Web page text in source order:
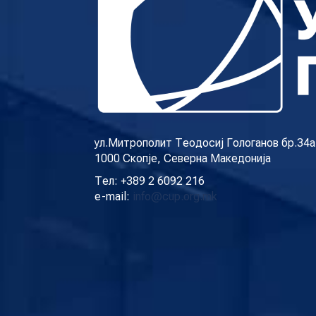
ул.Митрополит Теодосиј Гологанов
1000 Скопје, Северна Македонија
Тел: +389 2 6092 216
e-mail: info@cup.org.mk